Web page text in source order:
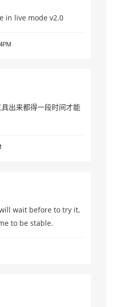
in live mode v2.0
出来都得一段时间才能
wait before to try it,
to be stable.